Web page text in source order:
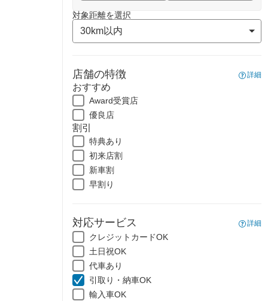
対象距離を選択
店舗の特徴 詳細
おすすめ
Award受賞店
優良店
割引
特典あり
初来店割
新車割
早割り
対応サービス 詳細
クレジットカードOK
土日祝OK
代車あり
引取り・納車OK
輸入車OK